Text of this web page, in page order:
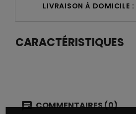
LIVRAISON À DOMICILE :
CARACTÉRISTIQUES
COMMENTAIRES (0)